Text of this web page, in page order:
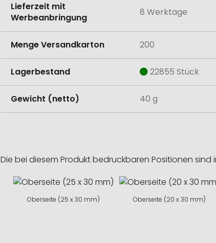
Lieferzeit mit
Werbeanbringung
8 Werktage
Menge Versandkarton 200
Lagerbestand 22855 Stück
Gewicht (netto) 40 g
Die bei diesem Produkt bedruckbaren Positionen
Oberseite (25 x 30 mm) Oberseite (20 x 30 mm)